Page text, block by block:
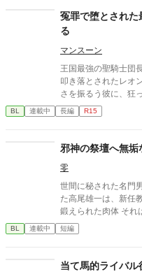
冤罪で堕とされた
る
マンスーン
王国最強の聖騎士団
叩き落とされたレオ
さを振るう彼に、狂
BL 連載中 長編 R15
邪神の祭壇へ無垢
零
世間に秘された名門男子校・
た高尾雄一は、新任教師として赴
鍛えられた肉体 それは、学園にとって最高の生贄の候補に他なら
なかった 至高の筋肉を持つ、精神を削られ意志をなくした青年を
太古の神に捧げるため
校で繰り広げられる
BL 連載中 短編
当て馬的ライバ